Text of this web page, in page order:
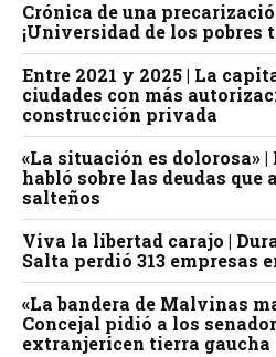
Crónica de una
¡Universidad de los pobres
Entre 2021 y 2025 | La
ciudades con más
construcción privada
«La situación es dolorosa»
habló sobre las deudas que
salteños
Viva la libertad carajo |
Salta perdió 313 empresas
«La bandera de Malvinas
Concejal pidió a los
extranjericen tierra gaucha